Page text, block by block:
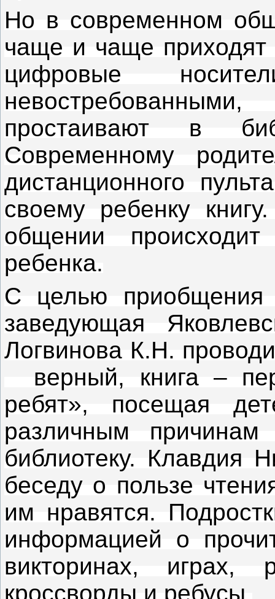
Но в современном
чаще и чаще приходят
цифровые
простаивают в
Современному
дистанционного
своему ребенку
общении
ребенка.
С целью приобщения
заведующая
Логвинова К.Н.
верный, книга –
ребят», посещая
различным
библиотеку. Клавдия
беседу о пользе
им нравятся.
информацией о
викторинах, играх,
кроссворды и ребусы.